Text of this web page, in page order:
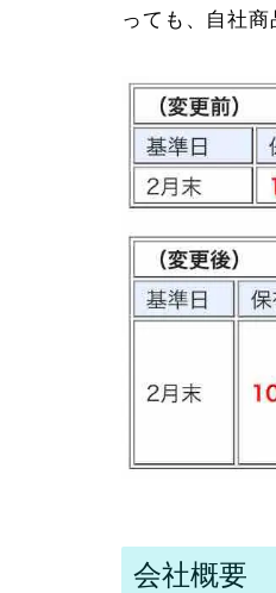
っても、自社
会社概要